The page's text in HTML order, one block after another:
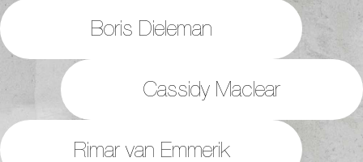
Boris Dieleman
Cassidy Maclear
Rimar van Emmerik